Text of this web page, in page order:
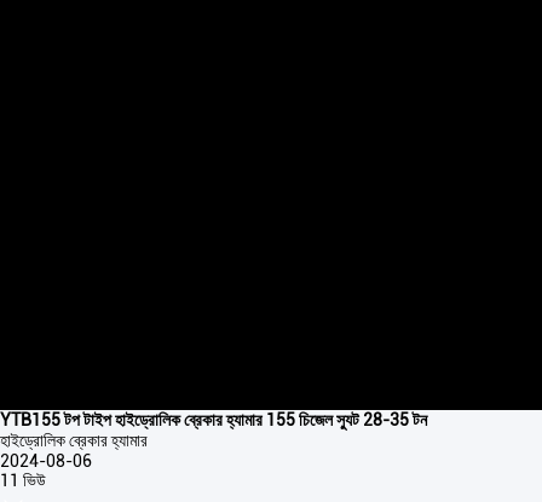
YTB155 টপ টাইপ হাইড্রোলিক ব্রেকার হ্যামার 155 চিজেল স্যুট 28-35 টন
হাইড্রোলিক ব্রেকার হ্যামার
2024-08-06
11 ভিউ